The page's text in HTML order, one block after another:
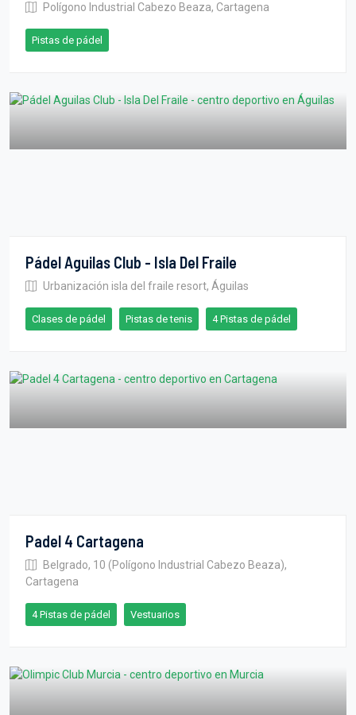
Polígono Industrial Cabezo Beaza, Cartagena
Pistas de pádel
Pádel Aguilas Club - Isla Del Fraile
Urbanización isla del fraile resort, Águilas
Clases de pádel Pistas de tenis 4 Pistas de pádel
Padel 4 Cartagena
Belgrado, 10 (Polígono Industrial Cabezo Beaza),
Cartagena
4 Pistas de pádel Vestuarios